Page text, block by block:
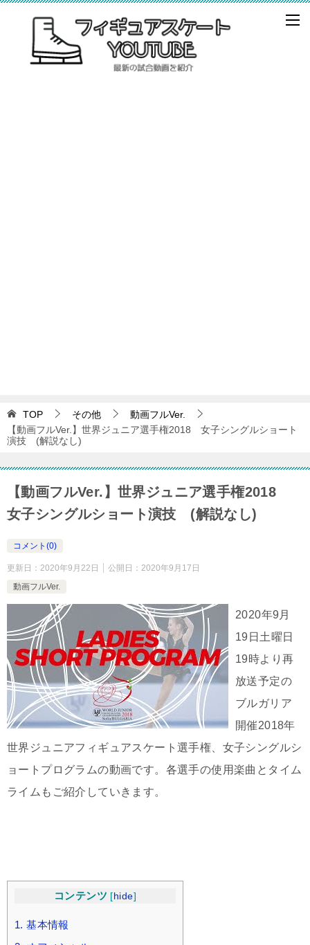
TOP その他
動画フルVer.
【動画フルVer.】世界ジュニア選手権2018 女子シングルショート
演技 (解説なし)
【動画フルVer.】世界ジュニア選手権2018
女子シングルショート演技 (解説なし)
コメント(0)
更新日： 2020年9月22日 公開日： 2020年9月17日
動画フルVer.
2020年9月
19日土曜日
19時より再
放送予定の
ブルガリア
開催2018年
世界ジュニアフィギュアスケート選手権、女子シングルシ
ョートプログラムの動画です。各選手の使用楽曲とタイム
ライムもご紹介していきます。
コンテンツ [ hide]
1. 基本情報